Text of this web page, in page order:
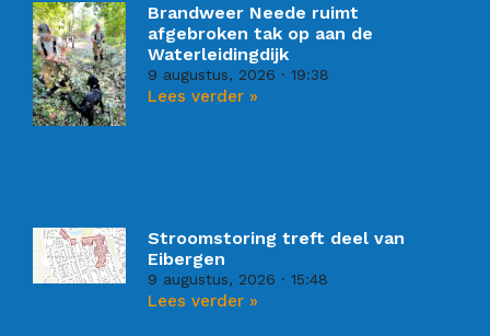
Brandweer Neede ruimt
afgebroken tak op aan de
Waterleidingdijk
9 augustus, 2026 19:38
Lees verder »
Stroomstoring treft deel van
Eibergen
9 augustus, 2026 15:48
Lees verder »